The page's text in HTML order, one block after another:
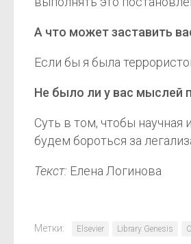
А что может заставить
Если бы я была
Не было ли у вас мыслей
Суть в том, чтобы
будем бороться за
Текст: Елена Логинова
Метки: Elsevier Library Genesis